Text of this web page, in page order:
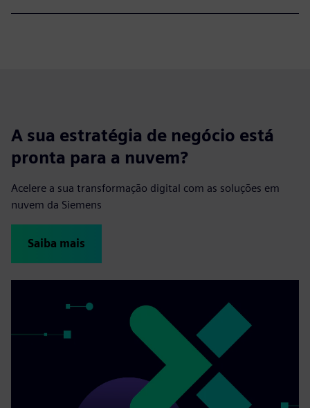
A sua estratégia de negócio está
pronta para a nuvem?
Acelere a sua transformação digital com as soluções em
nuvem da Siemens
Saiba mais